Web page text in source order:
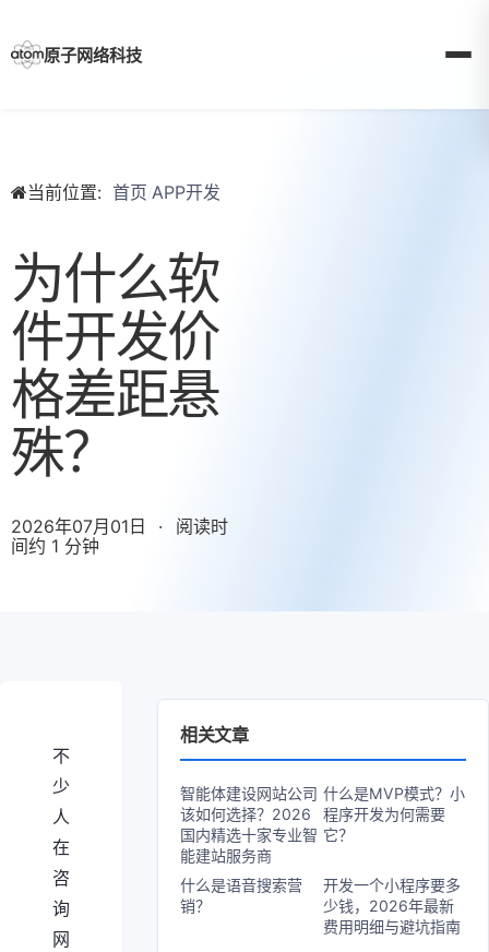
content原子网络科技
当前位置: 首页/APP开发
为什么软
件开发价
格差距悬
殊？
2026年07月01日 ·
阅读时
间约 1 分钟
不
少
人
在
咨
询
网
相关文章
智能体建设网站公司
该如何选择？2026
国内精选十家专业智
能建站服务商
什么是MVP模式？小
程序开发为何需要
它？
什么是语音搜索营
销？
开发一个小程序要多
少钱，2026年最新
费用明细与避坑指南